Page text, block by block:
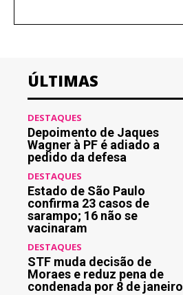
ÚLTIMAS
DESTAQUES
Depoimento de Jaques
Wagner à PF é adiado a
pedido da defesa
DESTAQUES
Estado de São Paulo
confirma 23 casos de
sarampo; 16 não se
vacinaram
DESTAQUES
STF muda decisão de
Moraes e reduz pena de
condenada por 8 de janeiro